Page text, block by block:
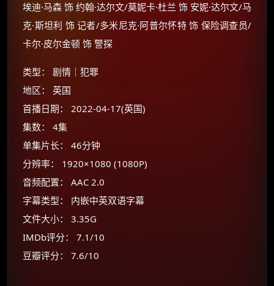
埃迪·马森 饰 约翰·达尔文/莫妮卡·杜兰 饰 安妮·达尔文/马
克·斯坦利 饰 记者/多米尼克·阿普尔怀特 饰 保险调查员/
卡尔·皮尔金顿 饰 警探
类型： 剧情｜犯罪
地区： 英国
首播日期： 2022-04-17(英国)
集数： 4集
单集片长： 46分钟
分辨率： 1920×1080 (1080P)
音频配置： AAC 2.0
字幕类型： 内嵌中英双语字幕
文件大小： 3.35G
IMDb评分： 7.1/10
豆瓣评分： 7.6/10
🧧 福利领取站
☕
你需要的各种会员，都可低价购买！
如夸克12个月送14天 最低75元！